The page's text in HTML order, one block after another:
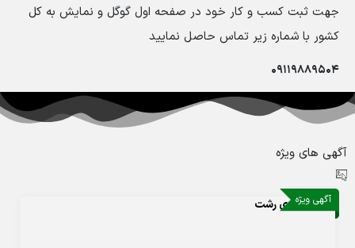
جهت ثبت کسب و کار خود در صفحه اول گوگل و نمایش به کل
کشور با شماره زیر تماس حاصل نمایید
09119889504
آگهی های ویژه
آگهی ویژه